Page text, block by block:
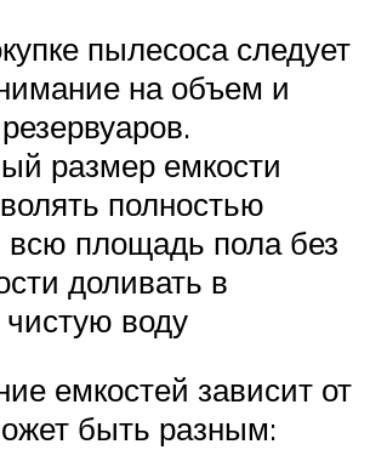
пылесоса следует
на объем и
размер емкости
полностью
всю площадь пола без
доливать в
чистую воду
емкостей зависит от
быть разным: